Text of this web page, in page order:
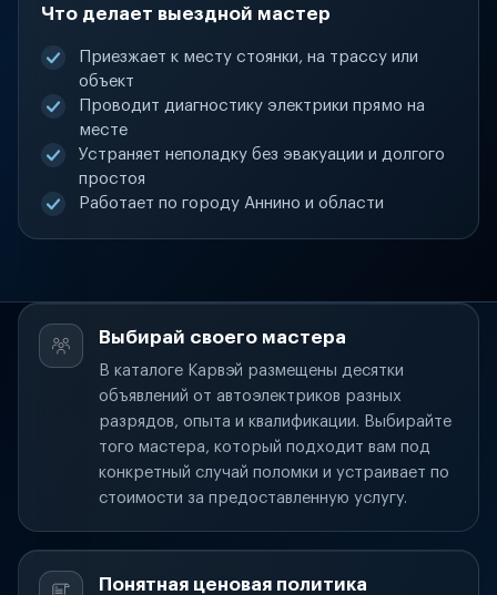
Что делает выездной мастер
Приезжает к месту стоянки, на трассу или
объект
Проводит диагностику электрики прямо на
месте
Устраняет неполадку без эвакуации и долгого
простоя
Работает по городу Аннино и области
Выбирай своего мастера
В каталоге Карвэй размещены десятки
объявлений от автоэлектриков разных
разрядов, опыта и квалификации. Выбирайте
того мастера, который подходит вам под
конкретный случай поломки и устраивает по
стоимости за предоставленную услугу.
Понятная ценовая политика